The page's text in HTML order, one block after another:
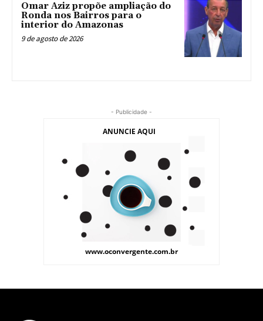
Omar Aziz propõe ampliação do
Ronda nos Bairros para o
interior do Amazonas
9 de agosto de 2026
- Publicidade -